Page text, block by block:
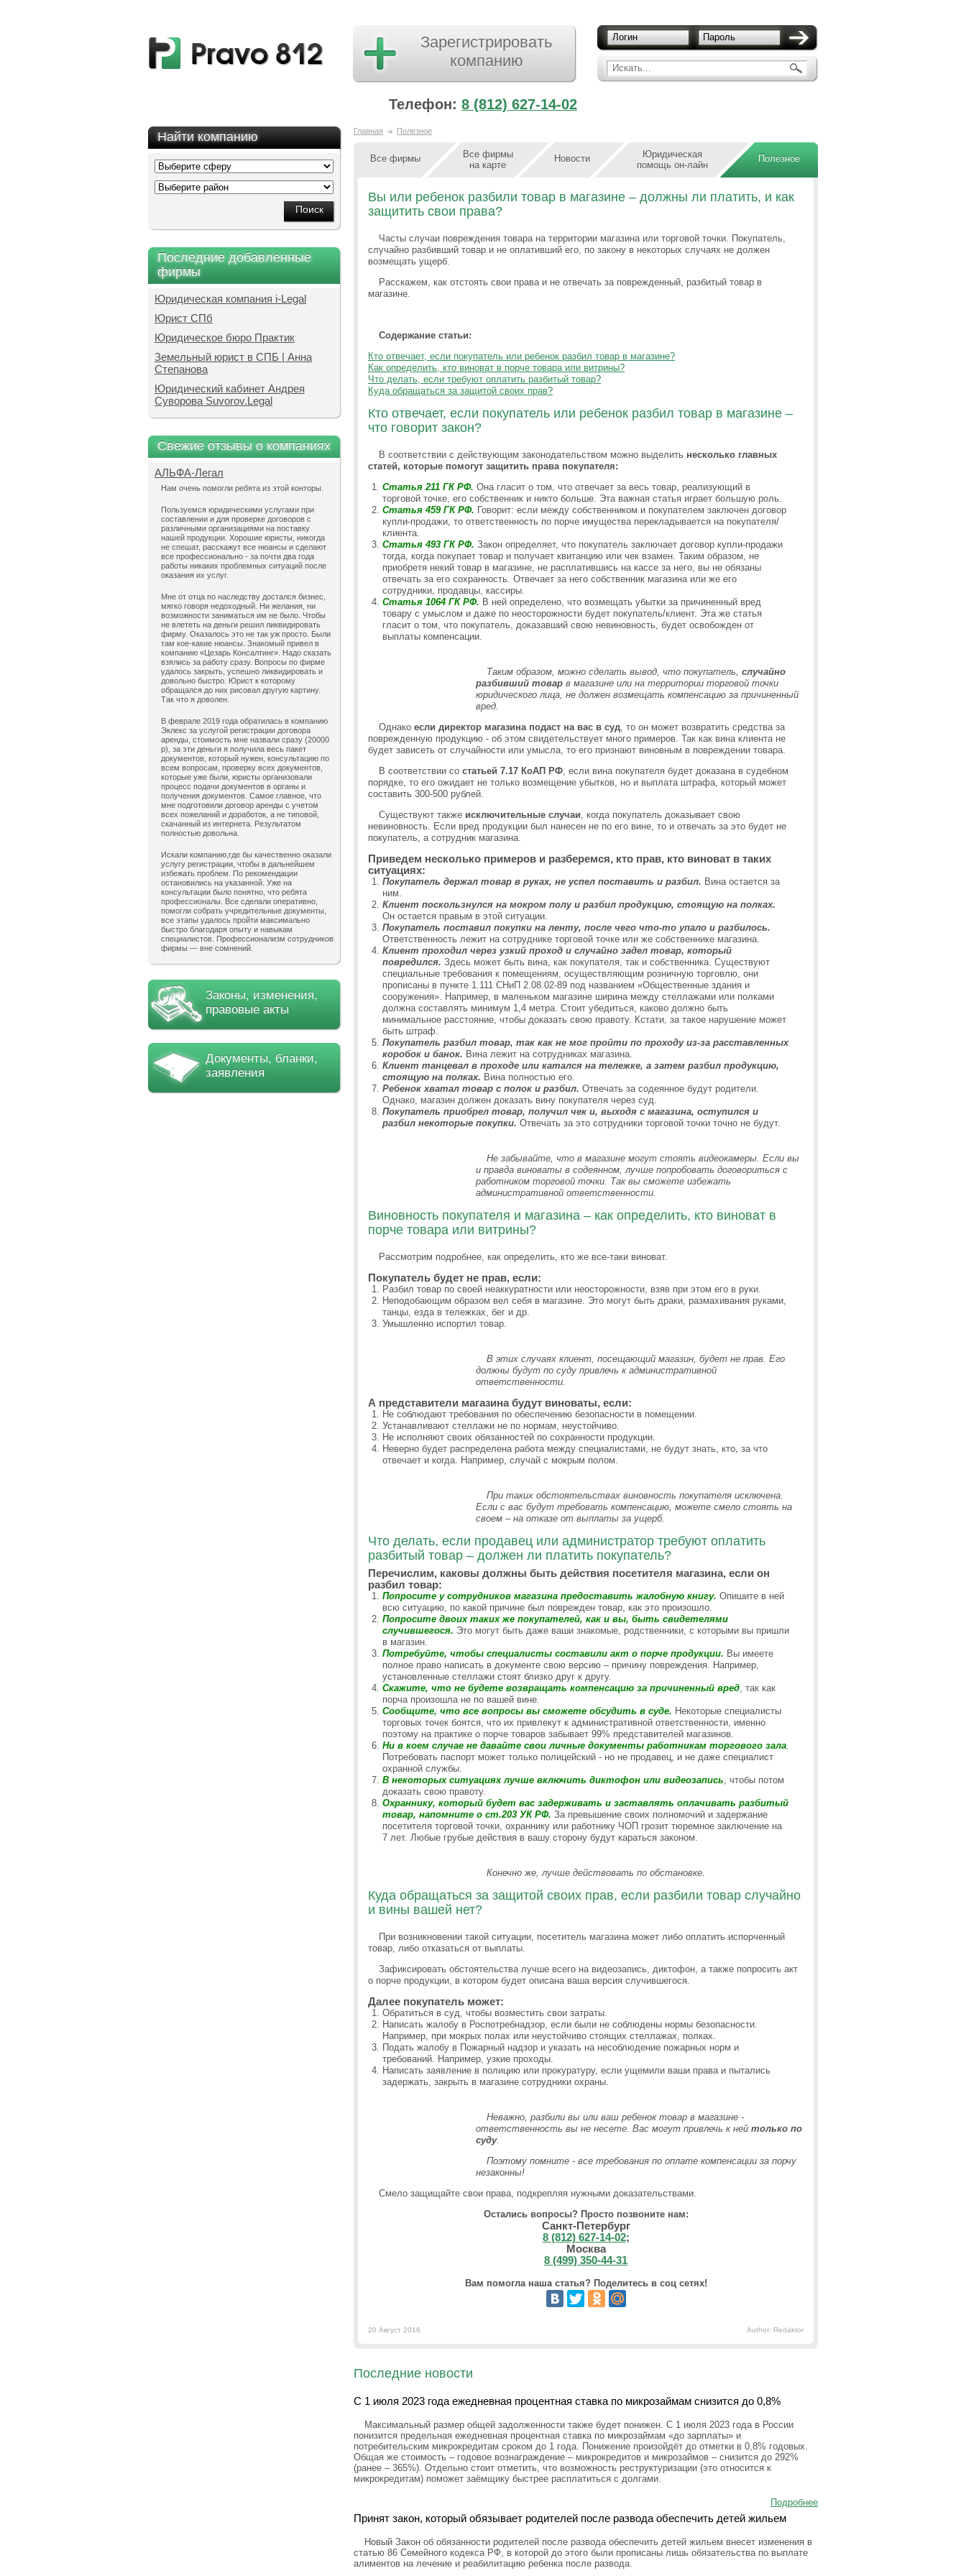
Искать...
Логин Пароль
Зарегистрировать
компанию
Телефон: 8 (812) 627-14-02
Найти компанию
Последние добавленные
фирмы
Юридическая компания i-Legal
Юрист СПб
Юридическое бюро Практик
Земельный юрист в СПБ | Анна
Степанова
Юридический кабинет Андрея
Суворова Suvorov.Legal
Свежие отзывы о компаниях
АЛЬФА-Легал
Нам очень помогли ребята из этой конторы.
Пользуемся юридическими услугами при
составлении и для проверке договоров с
различными организациями на поставку
нашей продукции. Хорошие юристы, никогда
не спешат, расскажут все нюансы и сделают
все профессионально - за почти два года
работы никаких проблемных ситуаций после
оказания их услуг.
Мне от отца по наследству достался бизнес,
мягко говоря недоходный. Ни желания, ни
возможности заниматься им не было. Чтобы
не влететь на деньги решил ликвидировать
фирму. Оказалось это не так уж просто. Были
там кое-какие нюансы. Знакомый привел в
компанию «Цезарь Консалтинг». Надо сказать
взялись за работу сразу. Вопросы по фирме
удалось закрыть, успешно ликвидировать и
довольно быстро. Юрист к которому
обращался до них рисовал другую картину.
Так что я доволен.
В феврале 2019 года обратилась в компанию
Эклекс за услугой регистрации договора
аренды, стоимость мне назвали сразу (20000
р), за эти деньги я получила весь пакет
документов, который нужен, консультацию по
всем вопросам, проверку всех документов,
которые уже были, юристы организовали
процесс подачи документов в органы и
получения документов. Самое главное, что
мне подготовили договор аренды с учетом
всех пожеланий и доработок, а не типовой,
скачанный из интернета. Результатом
полностью довольна.
Искали компанию,где бы качественно оказали
услугу регистрации, чтобы в дальнейшем
избежать проблем. По рекомендации
остановились на указанной. Уже на
консультации было понятно, что ребята
профессионалы. Все сделали оперативно,
помогли собрать учредительные документы,
все этапы удалось пройти максимально
быстро благодаря опыту и навыкам
специалистов. Профессионализм сотрудников
фирмы — вне сомнений.
Законы, изменения,
правовые акты
Документы, бланки,
заявления
Главная Полезное
Все фирмы
Все фирмы
на карте
Новости
Юридическая
помощь он-лайн
Полезное
Вы или ребенок разбили товар в магазине – должны ли платить, и как
защитить свои права?
Часты случаи повреждения товара на территории магазина или торговой точки. Покупатель,
случайно разбивший товар и не оплативший его, по закону в некоторых случаях не должен
возмещать ущерб.
Расскажем, как отстоять свои права и не отвечать за поврежденный, разбитый товар в
магазине.
Содержание статьи:
Кто отвечает, если покупатель или ребенок разбил товар в магазине?
Как определить, кто виноват в порче товара или витрины?
Что делать, если требуют оплатить разбитый товар?
Куда обращаться за защитой своих прав?
Кто отвечает, если покупатель или ребенок разбил товар в магазине –
что говорит закон?
В соответствии с действующим законодательством можно выделить несколько главных
статей, которые помогут защитить права покупателя:
Статья 211 ГК РФ. Она гласит о том, что отвечает за весь товар, реализующий в
торговой точке, его собственник и никто больше. Эта важная статья играет большую роль.
Статья 459 ГК РФ. Говорит: если между собственником и покупателем заключен договор
купли-продажи, то ответственность по порче имущества перекладывается на покупателя/
клиента.
Статья 493 ГК РФ. Закон определяет, что покупатель заключает договор купли-продажи
тогда, когда покупает товар и получает квитанцию или чек взамен. Таким образом, не
приобретя некий товар в магазине, не расплатившись на кассе за него, вы не обязаны
отвечать за его сохранность. Отвечает за него собственник магазина или же его
сотрудники, продавцы, кассиры.
Статья 1064 ГК РФ. В ней определено, что возмещать убытки за причиненный вред
товару с умыслом и даже по неосторожности будет покупатель/клиент. Эта же статья
гласит о том, что покупатель, доказавший свою невиновность, будет освобожден от
выплаты компенсации.
Таким образом, можно сделать вывод, что покупатель, случайно
разбивший товар в магазине или на территории торговой точки
юридического лица, не должен возмещать компенсацию за причиненный
вред.
Однако если директор магазина подаст на вас в суд, то он может возвратить средства за
поврежденную продукцию - об этом свидетельствует много примеров. Так как вина клиента не
будет зависеть от случайности или умысла, то его признают виновным в повреждении товара.
В соответствии со статьей 7.17 КоАП РФ, если вина покупателя будет доказана в судебном
порядке, то его ожидает не только возмещение убытков, но и выплата штрафа, который может
составить 300-500 рублей.
Существуют также исключительные случаи, когда покупатель доказывает свою
невиновность. Если вред продукции был нанесен не по его вине, то и отвечать за это будет не
покупатель, а сотрудник магазина.
Приведем несколько примеров и разберемся, кто прав, кто виноват в таких
ситуациях:
Покупатель держал товар в руках, не успел поставить и разбил. Вина остается за
ним.
Клиент поскользнулся на мокром полу и разбил продукцию, стоящую на полках.
Он остается правым в этой ситуации.
Покупатель поставил покупки на ленту, после чего что-то упало и разбилось.
Ответственность лежит на сотруднике торговой точке или же собственнике магазина.
Клиент проходил через узкий проход и случайно задел товар, который
повредился. Здесь может быть вина, как покупателя, так и собственника. Существуют
специальные требования к помещениям, осуществляющим розничную торговлю, они
прописаны в пункте 1.111 СНиП 2.08.02-89 под названием «Общественные здания и
сооружения». Например, в маленьком магазине ширина между стеллажами или полками
должна составлять минимум 1,4 метра. Стоит убедиться, каково должно быть
минимальное расстояние, чтобы доказать свою правоту. Кстати, за такое нарушение может
быть штраф.
Покупатель разбил товар, так как не мог пройти по проходу из-за расставленных
коробок и банок. Вина лежит на сотрудниках магазина.
Клиент танцевал в проходе или катался на тележке, а затем разбил продукцию,
стоящую на полках. Вина полностью его.
Ребенок хватал товар с полок и разбил. Отвечать за содеянное будут родители.
Однако, магазин должен доказать вину покупателя через суд.
Покупатель приобрел товар, получил чек и, выходя с магазина, оступился и
разбил некоторые покупки. Отвечать за это сотрудники торговой точки точно не будут.
Не забывайте, что в магазине могут стоять видеокамеры. Если вы
и правда виноваты в содеянном, лучше попробовать договориться с
работником торговой точки. Так вы сможете избежать
административной ответственности.
Виновность покупателя и магазина – как определить, кто виноват в
порче товара или витрины?
Рассмотрим подробнее, как определить, кто же все-таки виноват.
Покупатель будет не прав, если:
Разбил товар по своей неаккуратности или неосторожности, взяв при этом его в руки.
Неподобающим образом вел себя в магазине. Это могут быть драки, размахивания руками,
танцы, езда в тележках, бег и др.
Умышленно испортил товар.
В этих случаях клиент, посещающий магазин, будет не прав. Его
должны будут по суду привлечь к административной
ответственности.
А представители магазина будут виноваты, если:
Не соблюдают требования по обеспечению безопасности в помещении.
Устанавливают стеллажи не по нормам, неустойчиво.
Не исполняют своих обязанностей по сохранности продукции.
Неверно будет распределена работа между специалистами, не будут знать, кто, за что
отвечает и когда. Например, случай с мокрым полом.
При таких обстоятельствах виновность покупателя исключена.
Если с вас будут требовать компенсацию, можете смело стоять на
своем – на отказе от выплаты за ущерб.
Что делать, если продавец или администратор требуют оплатить
разбитый товар – должен ли платить покупатель?
Перечислим, каковы должны быть действия посетителя магазина, если он
разбил товар:
Попросите у сотрудников магазина предоставить жалобную книгу. Опишите в ней
всю ситуацию, по какой причине был поврежден товар, как это произошло.
Попросите двоих таких же покупателей, как и вы, быть свидетелями
случившегося. Это могут быть даже ваши знакомые, родственники, с которыми вы пришли
в магазин.
Потребуйте, чтобы специалисты составили акт о порче продукции. Вы имеете
полное право написать в документе свою версию – причину повреждения. Например,
установленные стеллажи стоят близко друг к другу.
Скажите, что не будете возвращать компенсацию за причиненный вред, так как
порча произошла не по вашей вине.
Сообщите, что все вопросы вы сможете обсудить в суде. Некоторые специалисты
торговых точек боятся, что их привлекут к административной ответственности, именно
поэтому на практике о порче товаров забывает 99% представителей магазинов.
Ни в коем случае не давайте свои личные документы работникам торгового зала.
Потребовать паспорт может только полицейский - но не продавец, и не даже специалист
охранной службы.
В некоторых ситуациях лучше включить диктофон или видеозапись, чтобы потом
доказать свою правоту.
Охраннику, который будет вас задерживать и заставлять оплачивать разбитый
товар, напомните о ст.203 УК РФ. За превышение своих полномочий и задержание
посетителя торговой точки, охраннику или работнику ЧОП грозит тюремное заключение на
7 лет. Любые грубые действия в вашу сторону будут караться законом.
Конечно же, лучше действовать по обстановке.
Куда обращаться за защитой своих прав, если разбили товар случайно
и вины вашей нет?
При возникновении такой ситуации, посетитель магазина может либо оплатить испорченный
товар, либо отказаться от выплаты.
Зафиксировать обстоятельства лучше всего на видеозапись, диктофон, а также попросить акт
о порче продукции, в котором будет описана ваша версия случившегося.
Далее покупатель может:
Обратиться в суд, чтобы возместить свои затраты.
Написать жалобу в Роспотребнадзор, если были не соблюдены нормы безопасности.
Например, при мокрых полах или неустойчиво стоящих стеллажах, полках.
Подать жалобу в Пожарный надзор и указать на несоблюдение пожарных норм и
требований. Например, узкие проходы.
Написать заявление в полицию или прокуратуру, если ущемили ваши права и пытались
задержать, закрыть в магазине сотрудники охраны.
Неважно, разбили вы или ваш ребенок товар в магазине -
ответственность вы не несете. Вас могут привлечь к ней только по
суду.
Поэтому помните - все требования по оплате компенсации за порчу
незаконны!
Смело защищайте свои права, подкрепляя нужными доказательствами.
Остались вопросы? Просто позвоните нам:
Санкт-Петербург
8 (812) 627-14-02;
Москва
8 (499) 350-44-31
Вам помогла наша статья? Поделитесь в соц сетях!
20 Август 2016 Author: Redaktor
Последние новости
С 1 июля 2023 года ежедневная процентная ставка по микрозаймам снизится до 0,8%
Максимальный размер общей задолженности также будет понижен. С 1 июля 2023 года в России
понизится предельная ежедневная процентная ставка по микрозаймам «до зарплаты» и
потребительским микрокредитам сроком до 1 года. Понижение произойдёт до отметки в 0,8% годовых.
Общая же стоимость – годовое вознаграждение – микрокредитов и микрозаймов – снизится до 292%
(ранее – 365%). Отдельно стоит отметить, что возможность реструктуризации (это относится к
микрокредитам) поможет заёмщику быстрее расплатиться с долгами.
Подробнее
Принят закон, который обязывает родителей после развода обеспечить детей жильем
Новый Закон об обязанности родителей после развода обеспечить детей жильем внесет изменения в
статью 86 Семейного кодекса РФ, в которой до этого были прописаны лишь обязательства по выплате
алиментов на лечение и реабилитацию ребенка после развода.